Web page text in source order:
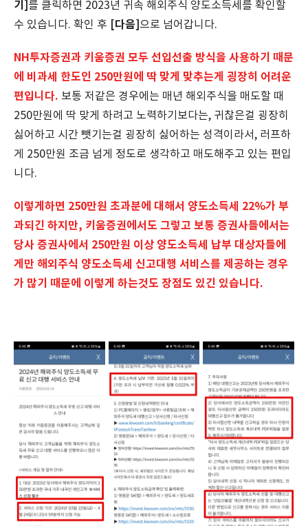
기] 를 클릭하면 2023년 귀속 해외주식 양도소득세를 확인할
수 있습니다. 확인 후 [다음] 으로 넘어갑니다.
NH투자증권과 키움증권 모두 선입선출 방식을 사용하기 때문
에 비과세 한도인 250만원에 딱 맞게 맞추는게 굉장히 어려운
편입니다. 보통 저같은 경우에는 매년 해외주식을 매도할 때
250만원에 딱 맞게 하려고 노력하기보다는, 귀찮은걸 굉장히
싫어하고 시간 뺏기는걸 굉장히 싫어하는 성격이라서, 러프하
게 250만원 조금 넘게 정도로 생각하고 매도해주고 있는 편입
니다.
이렇게하면 250만원 초과분에 대해서 양도소득세 22%가 부
과되긴 하지만, 키움증권에서도 그렇고 보통 증권사들에서는
당사 증권사에서 250만원 이상 양도소득세 납부 대상자들에
게만 해외주식 양도소득세 신고대행 서비스를 제공하는 경우
가 많기 때문에 이렇게 하는것도 장점도 있긴 있습니다.